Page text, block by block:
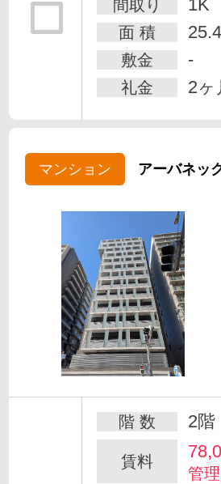
間取り
1K
面 積
敷金 -
礼金 2ヶ
マンション アーバネッ
階 数 2階
賃料
管